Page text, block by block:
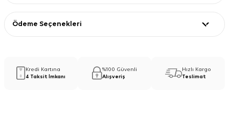
Ödeme Seçenekleri
Kredi Kartına
4 Taksit İmkanı
%100 Güvenli
Alışveriş
Hızlı Kargo
Teslimat